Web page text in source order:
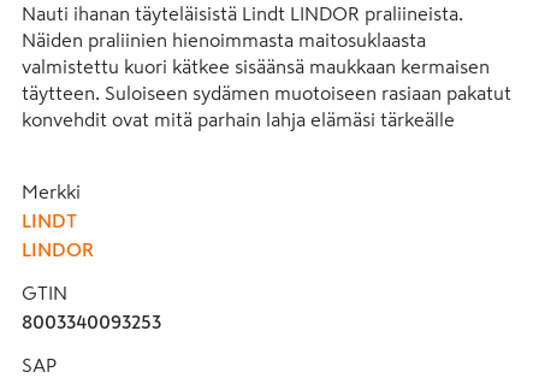
Nauti ihanan täyteläisistä Lindt LINDOR praliineista.
Näiden praliinien hienoimmasta maitosuklaasta
valmistettu kuori kätkee sisäänsä maukkaan kermaisen
täytteen. Suloiseen sydämen muotoiseen rasiaan pakatut
konvehdit ovat mitä parhain lahja elämäsi tärkeälle
Lindt-suklaiden ainutlaatuinen maku syntyy huolellisesti
valituista, maailman parhailta alueilta tulevista
kaakaopavuista. Vuodesta 1845 lähtien Lindt on
suklaamestarien resepteillä.
Merkki
LINDT
LINDOR
GTIN
8003340093253
SAP